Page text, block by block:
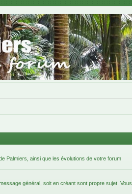
Palmiers, ainsi que les évolutions de votre forum
général, soit en créant sont propre sujet. Vous